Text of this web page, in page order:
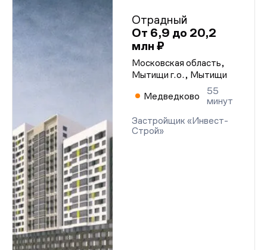
Отрадный
От 6,9 до 20,2
млн ₽
Московская область,
Мытищи г.о., Мытищи
Медведково
55
минут
Застройщик «Инвест-
Строй»